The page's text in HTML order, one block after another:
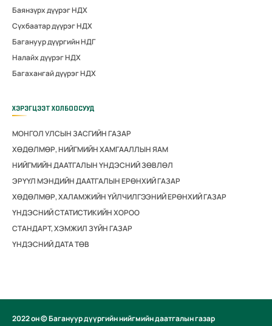
Баянзүрх дүүрэг НДХ
Сүхбаатар дүүрэг НДХ
Багануур дүүргийн НДГ
Налайх дүүрэг НДХ
Багахангай дүүрэг НДХ
ХЭРЭГЦЭЭТ ХОЛБООСУУД
МОНГОЛ УЛСЫН ЗАСГИЙН ГАЗАР
ХӨДӨЛМӨР, НИЙГМИЙН ХАМГААЛЛЫН ЯАМ
НИЙГМИЙН ДААТГАЛЫН ҮНДЭСНИЙ ЗӨВЛӨЛ
ЭРҮҮЛ МЭНДИЙН ДААТГАЛЫН ЕРӨНХИЙ ГАЗАР
ХӨДӨЛМӨР, ХАЛАМЖИЙН ҮЙЛЧИЛГЭЭНИЙ ЕРӨНХИЙ ГАЗАР
ҮНДЭСНИЙ СТАТИСТИКИЙН ХОРОО
СТАНДАРТ, ХЭМЖИЛ ЗҮЙН ГАЗАР
ҮНДЭСНИЙ ДАТА ТӨВ
2022 он © Багануур дүүргийн нийгмийн даатгалын газар